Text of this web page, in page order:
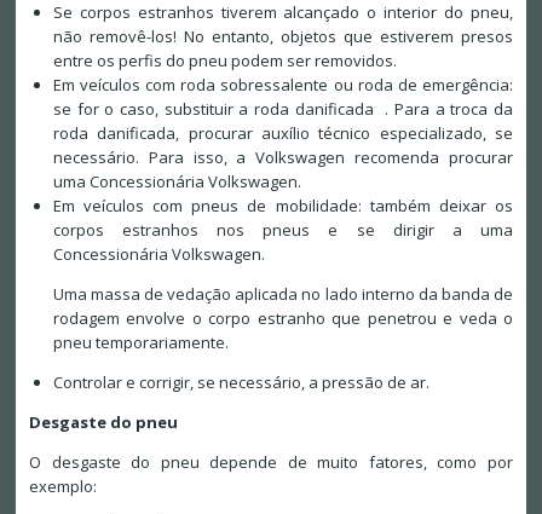
Se corpos estranhos tiverem alcançado o interior do pneu,
não removê-los! No entanto, objetos que estiverem presos
entre os perfis do pneu podem ser removidos.
Em veículos com roda sobressalente ou roda de emergência:
se for o caso, substituir a roda danificada . Para a troca da
roda danificada, procurar auxílio técnico especializado, se
necessário. Para isso, a Volkswagen recomenda procurar
uma Concessionária Volkswagen.
Em veículos com pneus de mobilidade: também deixar os
corpos estranhos nos pneus e se dirigir a uma
Concessionária Volkswagen.
Uma massa de vedação aplicada no lado interno da banda de
rodagem envolve o corpo estranho que penetrou e veda o
pneu temporariamente.
Controlar e corrigir, se necessário, a pressão de ar.
Desgaste do pneu
O desgaste do pneu depende de muito fatores, como por
exemplo: